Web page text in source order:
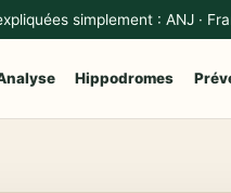
simplement : ANJ ·
Hippodromes